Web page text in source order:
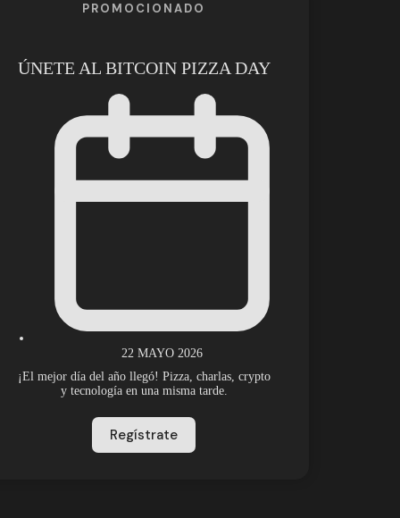
PROMOCIONADO
ÚNETE AL BITCOIN PIZZA DAY
22 MAYO 2026
¡El mejor día del año llegó! Pizza, charlas, crypto
y tecnología en una misma tarde.
Regístrate